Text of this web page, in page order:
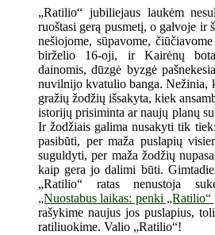
„Ratilio“ jubiliejaus laukėm
ruoštasi gerą pusmetį, o galvoje ir
nešiojome, sūpavome,
birželio 16-oji, ir Kairėnų
dainomis, dūzgė byzgė
nuvilnijo kvatulio banga. Nežinia,
gražių žodžių išsakyta, kiek
istorijų prisiminta ar naujų planų
Ir žodžiais galima nusakyti tik
pasibūti, per maža puslapių
suguldyti, per maža žodžių
kaip gera jo dalimi būti.
„Ratilio“ ratas nenustoja
„Nuostabus laikas: penki
rašykime naujus jos puslapius,
ratiliuokime. Valio „Ratilio“!